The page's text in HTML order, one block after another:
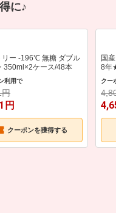
場合、月末までに楽天会員へ
の一部サービスにおいて別途エン
に♪
リー -196℃ 無糖 ダブル
350ml×2ケース/48本
利用で
円
円
クーポンを獲得する
国
8年
名
クー